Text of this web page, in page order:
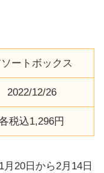
ートボックス
2022/12/26
税込1,296円
20日から2月14日